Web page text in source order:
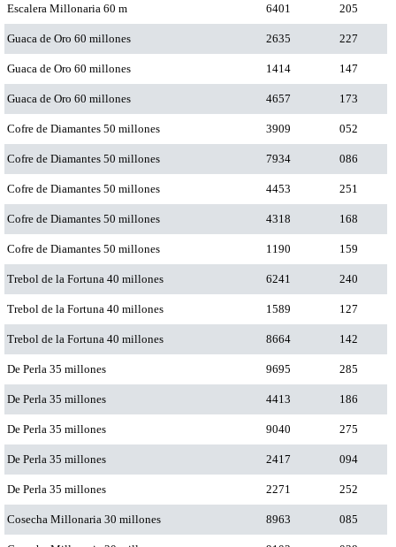
Escalera Millonaria 60 m 6401 205
Guaca de Oro 60 millones 2635 227
Guaca de Oro 60 millones 1414 147
Guaca de Oro 60 millones 4657 173
Cofre de Diamantes 50 millones 3909 052
Cofre de Diamantes 50 millones 7934 086
Cofre de Diamantes 50 millones 4453 251
Cofre de Diamantes 50 millones 4318 168
Cofre de Diamantes 50 millones 1190 159
Trebol de la Fortuna 40 millones 6241 240
Trebol de la Fortuna 40 millones 1589 127
Trebol de la Fortuna 40 millones 8664 142
De Perla 35 millones 9695 285
De Perla 35 millones 4413 186
De Perla 35 millones 9040 275
De Perla 35 millones 2417 094
De Perla 35 millones 2271 252
Cosecha Millonaria 30 millones 8963 085